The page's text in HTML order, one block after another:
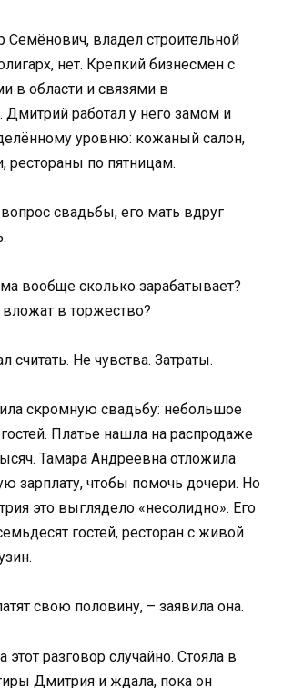
Семёнович, владел строительной
нет. Крепкий бизнесмен с
в области и связями в
Дмитрий работал у него замом и
уровню: кожаный салон,
рестораны по пятницам.
свадьбы, его мать вдруг
вообще сколько зарабатывает?
вложат в торжество?
считать. Не чувства. Затраты.
скромную свадьбу: небольшое
Платье нашла на распродаже
Тамара Андреевна отложила
зарплату, чтобы помочь дочери. Но
это выглядело «несолидно». Его
гостей, ресторан с живой
свою половину, – заявила она.
разговор случайно. Стояла в
Дмитрия и ждала, пока он